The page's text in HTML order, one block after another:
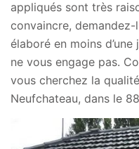
appliqués sont très
convaincre,
élaboré en moins
ne vous engage pas.
vous cherchez la
Neufchateau, dans le